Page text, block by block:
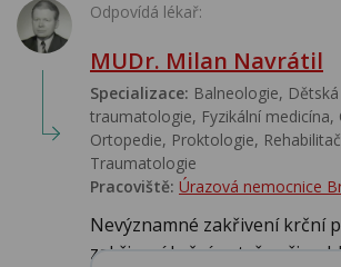
Odpovídá lékař:
MUDr. Milan Navrátil
Specializace: Balneologie,
traumatologie, Fyzikální medicína,
Ortopedie, Proktologie,
Traumatologie
Pracoviště: Úrazová nemocnice
Nevýznamné zakřivení krční
zakřivení krční pateře při